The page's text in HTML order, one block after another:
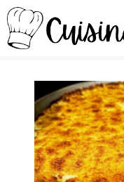
Vai
al
contenuto